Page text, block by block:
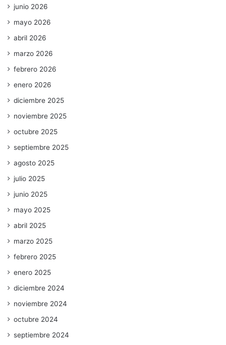
junio 2026
mayo 2026
abril 2026
marzo 2026
febrero 2026
enero 2026
diciembre 2025
noviembre 2025
octubre 2025
septiembre 2025
agosto 2025
julio 2025
junio 2025
mayo 2025
abril 2025
marzo 2025
febrero 2025
enero 2025
diciembre 2024
noviembre 2024
octubre 2024
septiembre 2024